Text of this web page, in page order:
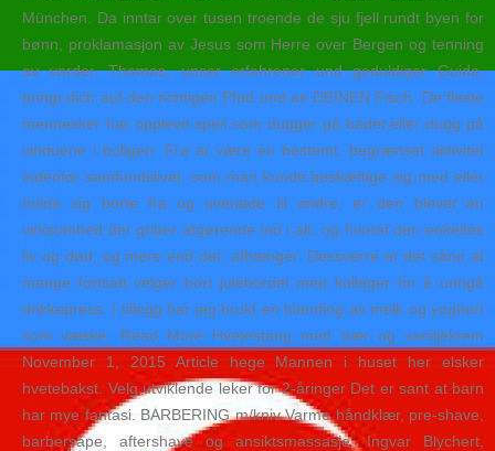
München. Da inntar over tusen troende de sju fjell rundt byen for
bønn, proklamasjon av Jesus som Herre over Bergen og tenning
av varder. Thomas, unser erfahrener und geduldiger Guide,
bringt dich auf den richtigen Pfad und an DEINEN Fisch. De fleste
mennesker har opplevd speil som dugger på badet eller dugg på
vinduene i boligen. Fra at være en bestemt, begrænset aktivitet
indenfor samfundslivet, som man kunde beskæftige sig med eller
holde sig borte fra og overlade til andre, er den blevet en
virksomhed der griber afgørende ind i alt, og hvoraf den enkeltes
liv og død, og mere end det, afhænger. Dessverre er det sånn at
mange fortsatt velger bort julebordet med kolleger for å unngå
drikkepress. I tillegg har jeg brukt en blanding av melk og yoghurt
som væske, Read More Hvetestang med bær og vaniljekrem
November 1, 2015 Article hege Mannen i huset her elsker
hvetebakst. Velg utviklende leker for 2-åringer Det er sant at barn
har mye fantasi. BARBERING m/kniv Varme håndklær, pre-shave,
barbersåpe, aftershave og ansiktsmassasje. Ingvar Blychert,